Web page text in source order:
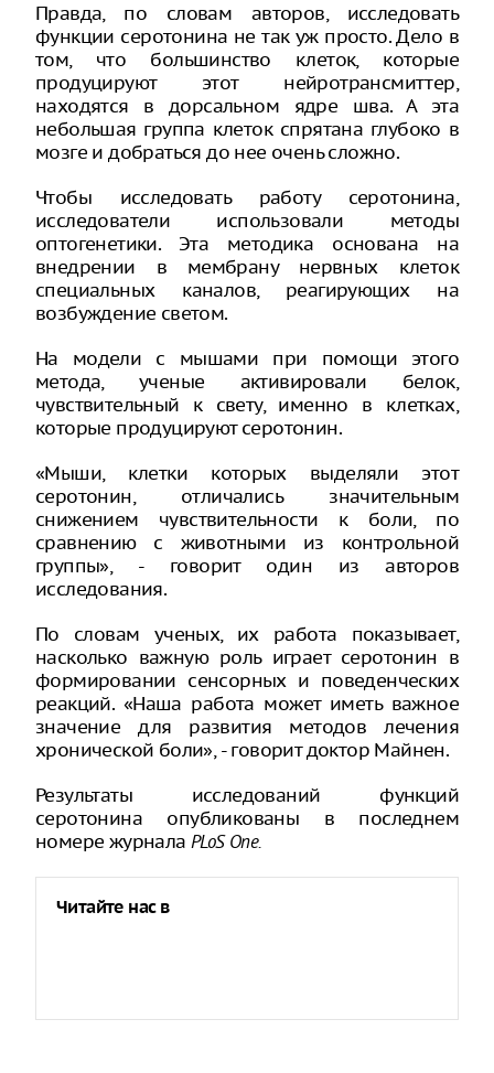
Правда, по словам авторов, исследовать
функции серотонина не так уж просто. Дело в
том, что большинство клеток, которые
продуцируют этот нейротрансмиттер,
находятся в дорсальном ядре шва. А эта
небольшая группа клеток спрятана глубоко в
мозге и добраться до нее очень сложно.
Чтобы исследовать работу серотонина,
исследователи использовали методы
оптогенетики. Эта методика основана на
внедрении в мембрану нервных клеток
специальных каналов, реагирующих на
возбуждение светом.
На модели с мышами при помощи этого
метода, ученые активировали белок,
чувствительный к свету, именно в клетках,
которые продуцируют серотонин.
«Мыши, клетки которых выделяли этот
серотонин, отличались значительным
снижением чувствительности к боли, по
сравнению с животными из контрольной
группы», - говорит один из авторов
исследования.
По словам ученых, их работа показывает,
насколько важную роль играет серотонин в
формировании сенсорных и поведенческих
реакций. «Наша работа может иметь важное
значение для развития методов лечения
хронической боли», - говорит доктор Майнен.
Результаты исследований функций
серотонина опубликованы в последнем
номере журнала PLoS One.
Читайте нас в